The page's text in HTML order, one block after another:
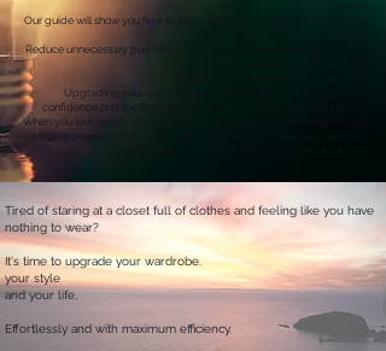
Our guide will show you how to shop smart, know what you lack in your
Reduce unnecessary purchases that you end up not wearing and save
Upgrading your wardrobe can significantly improve your self-
confidence and the first impression you make on those around you.
When you look good, you feel good, and this confidence translates into
a higher presence and self-esteem in social and professional settings,
Tired of staring at a closet full of clothes and feeling like you have
nothing to wear?
It's time to upgrade your wardrobe.
your style
and your life,
Effortlessly and with maximum efficiency.